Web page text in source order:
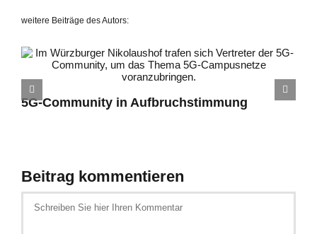
weitere Beiträge des Autors:
5G-Community in Aufbruchstimmung
Beitrag kommentieren